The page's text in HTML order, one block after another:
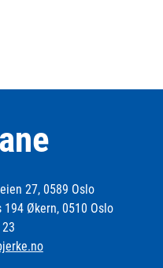
27, 0589 Oslo
194 Økern, 0510 Oslo